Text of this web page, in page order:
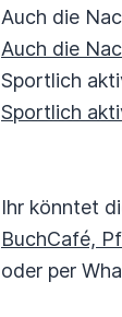
Auch die
Auch die
Sportlich
Sportlich
Ihr könntet
BuchCafé,
oder per